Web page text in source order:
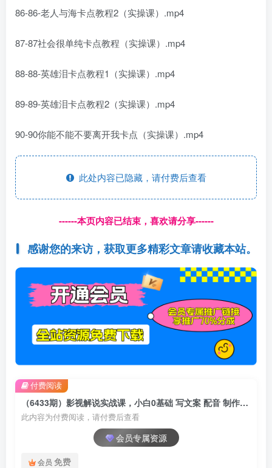
86-86-老人与海卡点教程2（实操课）.mp4
87-87社会很单纯卡点教程（实操课）.mp4
88-88-英雄泪卡点教程1（实操课）.mp4
89-89-英雄泪卡点教程2（实操课）.mp4
90-90你能不能不要离开我卡点（实操课）.mp4
此处内容已隐藏，请付费后查看
------本页内容已结束，喜欢请分享------
感谢您的来访，获取更多精彩文章请收藏本站。
（6433期）影视解说实战课，小白0基础 写文案 配音 制作全流程 一部手机做影视解说
此内容为付费阅读，请付费后查看
会员专属资源
会员 免费
付费阅读